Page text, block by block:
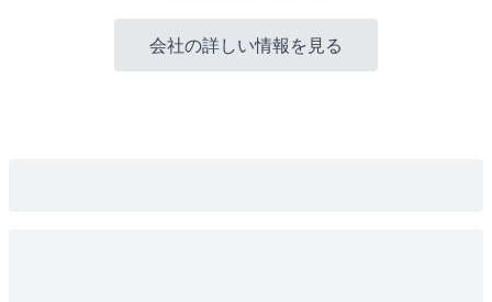
会社の詳しい情報を見る